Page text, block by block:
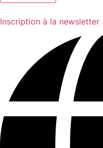
Inscription à la newsletter